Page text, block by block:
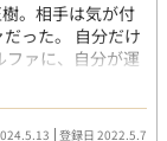
。相手は気が付
った。 自分だけ
ファに、自分が運
されたくないけ
め上の努力をする
として育った平
登録日 2022.5.7